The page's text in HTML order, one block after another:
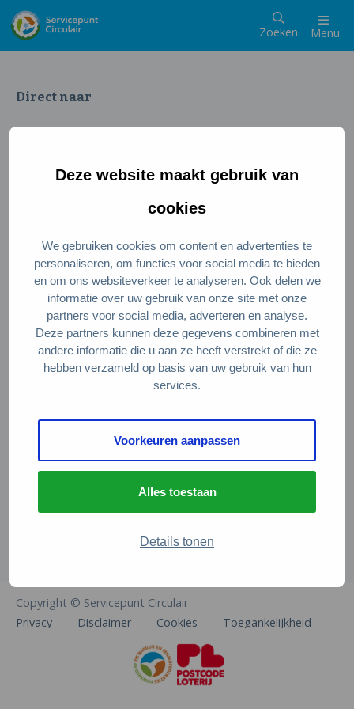
Deze website maakt gebruik van
cookies
We gebruiken cookies om content en advertenties te
personaliseren, om functies voor social media te bieden
en om ons websiteverkeer te analyseren. Ook delen we
informatie over uw gebruik van onze site met onze
partners voor social media, adverteren en analyse.
Deze partners kunnen deze gegevens combineren met
andere informatie die u aan ze heeft verstrekt of die ze
hebben verzameld op basis van uw gebruik van hun
services.
Voorkeuren aanpassen
Alles toestaan
Details tonen
Zoeken Menu
Direct naar
Wat is een circulaire samenleving
Meedoen als ondernemer
Circulaire producten en diensten
Wie zijn wij?
Over ons
Stel je vraag
Servicepunt Team
Veelgestelde vragen
De Natuur en Milieufederaties
Arthur van Schendelstraat 600
info@natuurenmilieufederaties.nl
Copyright © Servicepunt Circulair
Privacy
Disclaimer Cookies Toegankelijkheid